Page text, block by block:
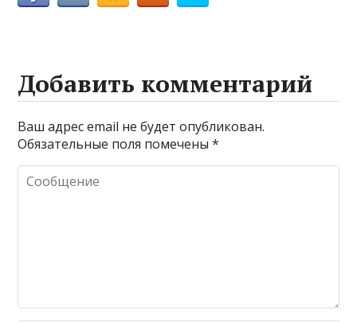
Добавить комментарий
Ваш адрес email не будет опубликован.
Обязательные поля помечены*